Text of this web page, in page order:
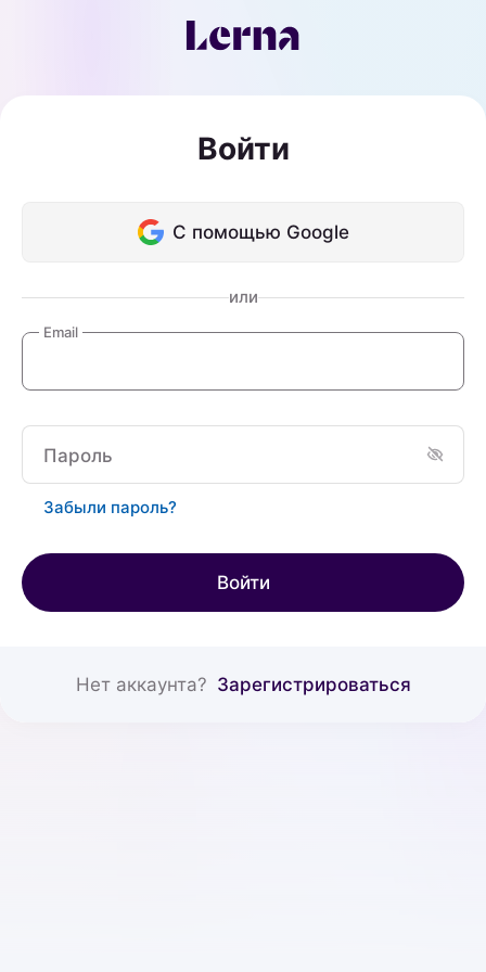
Войти
С помощью Google
или
Email
Пароль
Забыли пароль?
Войти
Нет аккаунта? Зарегистрироваться